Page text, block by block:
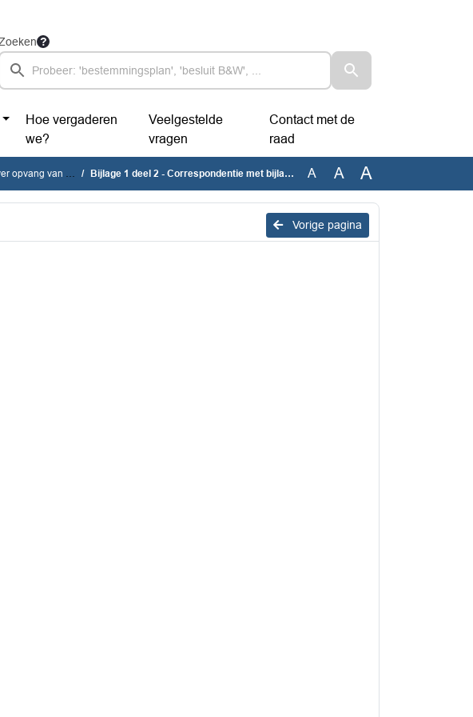
Hoe vergaderen
we?
Veelgestelde
vragen
Contact met de
raad
de Heijenoordseweg Bijlage 1 deel 2 - Correspondentie met bijlagen (openbaar) A A A
Vorige pagina